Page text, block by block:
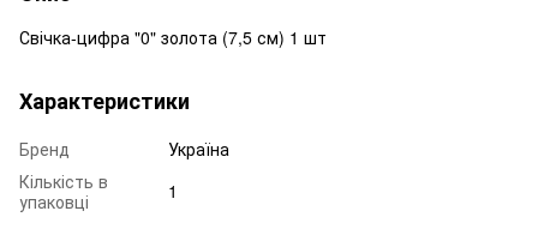
Свічка-цифра "0" золота (7,5 см) 1 шт
Характеристики
Бренд
Україна
Кількість в
упаковці
1